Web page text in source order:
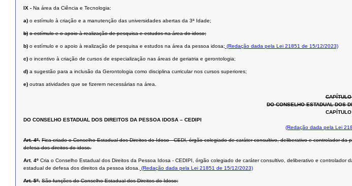
IX - Na área da Ciência e Tecnologia:
a) o estímulo à criação e a manutenção das universidades abertas da 3ª Idade;
b) o estímulo e o apoio à realização de pesquisa e estudos na área do idoso;
b) o estímulo e o apoio à realização de pesquisa e estudos na área da pessoa idosa; (Redação dada pela Lei 21851 de 15/12/2023)
c) o incentivo à criação de cursos de especialização nas áreas de geriatria e gerontologia;
d) a sugestão para a inclusão da Gerontologia como disciplina curricular nos cursos superiores;
e) outras atividades que se fizerem necessárias na área.
DO CONSELHO ESTADUAL DOS
DO CONSELHO ESTADUAL DOS DIREITOS DA PESSOA IDOSA – CEDIPI
(Redação dada pela Lei
Art. 4º. Fica criado o Conselho Estadual dos Direitos do Idoso - CEDI, órgão colegiado de caráter consultivo, deliberativo e controlador
defesa dos direitos do idoso.
Art. 4º Cria o Conselho Estadual dos Direitos da Pessoa Idosa - CEDIPI, órgão colegiado de caráter consultivo, deliberativo e
estadual de defesa dos direitos da pessoa idosa.
(Redação dada pela Lei 21851 de 15/12/2023)
Art. 5º. São funções do Conselho Estadual dos Direitos do Idoso: